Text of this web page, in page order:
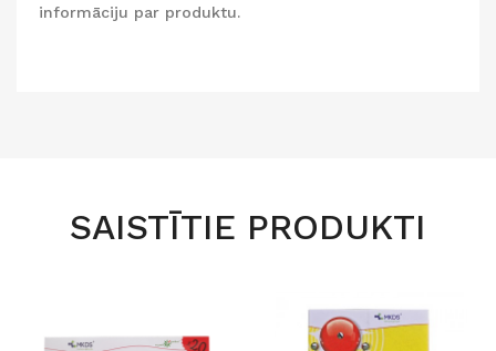
informāciju par produktu.
SAISTĪTIE PRODUKTI